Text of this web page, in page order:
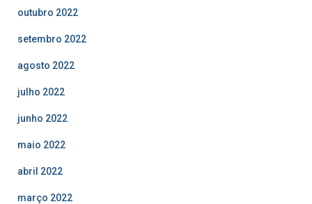
outubro 2022
setembro 2022
agosto 2022
julho 2022
junho 2022
maio 2022
abril 2022
março 2022